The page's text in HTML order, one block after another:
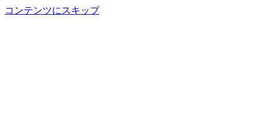
コンテンツにスキップ